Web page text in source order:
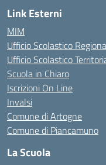
Link Esterni
MIM
Ufficio Scolastico
Ufficio Scolastico
Scuola in Chiaro
Iscrizioni On Line
Invalsi
Comune di Artogne
Comune di Piancamuno
La Scuola